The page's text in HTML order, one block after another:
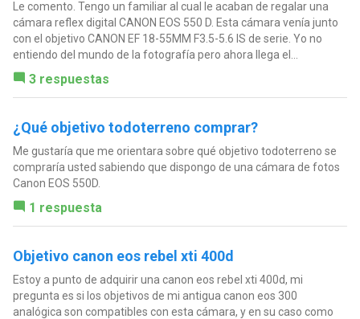
Le comento. Tengo un familiar al cual le acaban de regalar una
cámara reflex digital CANON EOS 550 D. Esta cámara venía junto
con el objetivo CANON EF 18-55MM F3.5-5.6 IS de serie. Yo no
entiendo del mundo de la fotografía pero ahora llega el...
3 respuestas
¿Qué objetivo todoterreno comprar?
Me gustaría que me orientara sobre qué objetivo todoterreno se
compraría usted sabiendo que dispongo de una cámara de fotos
Canon EOS 550D.
1 respuesta
Objetivo canon eos rebel xti 400d
Estoy a punto de adquirir una canon eos rebel xti 400d, mi
pregunta es si los objetivos de mi antigua canon eos 300
analógica son compatibles con esta cámara, y en su caso como